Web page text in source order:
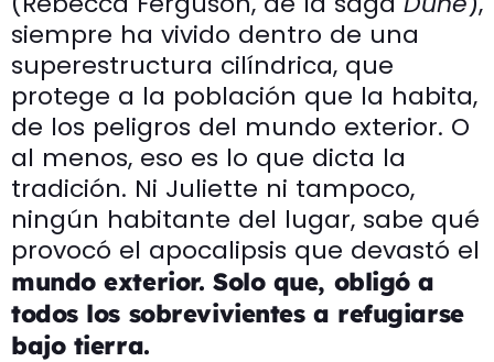
siempre ha vivido dentro de una
superestructura cilíndrica, que
protege a la población que la habita,
de los peligros del mundo exterior. O
al menos, eso es lo que dicta la
tradición. Ni Juliette ni tampoco,
ningún habitante del lugar, sabe qué
provocó el apocalipsis que devastó el
mundo exterior. Solo que, obligó a
todos los sobrevivientes a refugiarse
bajo tierra.